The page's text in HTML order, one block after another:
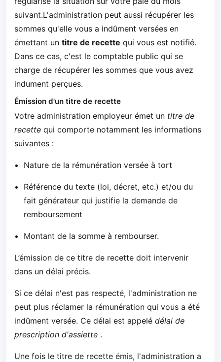
suivant.L'administration peut aussi récupérer les
sommes qu'elle vous a indûment versées en
émettant un titre de recette qui vous est notifié.
Dans ce cas, c'est le comptable public qui se
charge de récupérer les sommes que vous avez
indument perçues.
Émission d'un titre de recette
Votre administration employeur émet un titre de
recette qui comporte notamment les informations
suivantes :
Nature de la rémunération versée à tort
Référence du texte (loi, décret, etc.) et/ou du
fait générateur qui justifie la demande de
remboursement
Montant de la somme à rembourser.
L’émission de ce titre de recette doit intervenir
dans un délai précis.
Si ce délai n'est pas respecté, l'administration ne
peut plus réclamer la rémunération qui vous a été
indûment versée. Ce délai est appelé délai de
prescription d'assiette .
Une fois le titre de recette émis, l'administration a